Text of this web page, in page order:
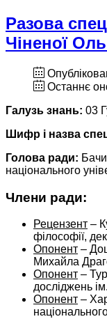
Разова
Чіненої
Останнє
Галузь знань: 03
Шифр і назва
Голова ради:
національного
Члени ради:
Рецензент –
філософії,
Опонент –
Михайла
Опонент –
досліджень
Опонент –